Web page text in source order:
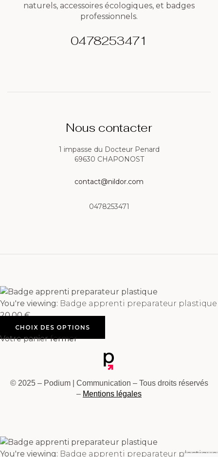
naturels, accessoires écologiques, et badges
professionnels.
0478253471
Nous contacter
1 impasse du Docteur Penard
69630 CHAPONOST
contact@nildor.com
0478253471
You're viewing: Badge apprenti preparateur plastique
20,00€
CHOIX DES OPTIONS
Votre panier fermer
© 2025 – Podium | Communication – Tous droits réservés
– Mentions légales
You're viewing: Badge apprenti preparateur plastique